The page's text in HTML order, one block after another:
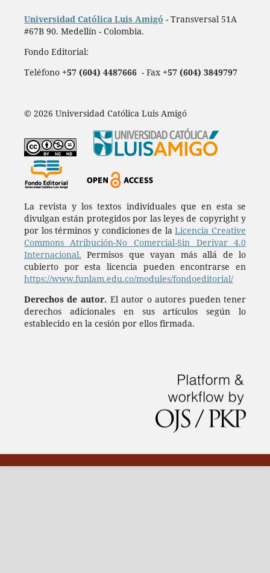
Universidad Católica Luis Amigó - Transversal 51A
#67B 90. Medellín - Colombia.
Fondo Editorial:
Teléfono +57 (604) 4487666- Fax +57 (604) 3849797
© 2026 Universidad Católica Luis Amigó
La revista y los textos individuales que en esta se
divulgan están protegidos por las leyes de copyright y
por los términos y condiciones de laLicencia Creative
Commons Atribución-No Comercial-Sin Derivar 4.0
Internacional. Permisos que vayan más allá de lo
cubierto por esta licencia pueden encontrarse en
https://www.funlam.edu.co/modules/fondoeditorial/
Derechos de autor. El autor o autores pueden tener
derechos adicionales en sus artículos según lo
establecido en la cesión por ellos firmada.